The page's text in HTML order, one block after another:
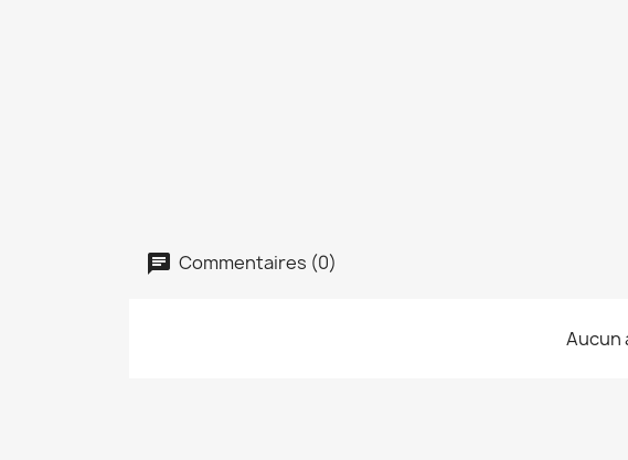
Commentaires (0)
Aucun